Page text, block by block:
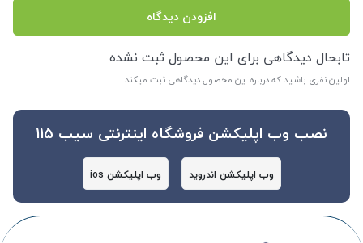
افزودن دیدگاه
تابحال دیدگاهی برای این محصول ثبت نشده
اولین نفری باشید که درباره این محصول دیدگاهی ثبت میکند
نصب وب اپلیکشن فروشگاه اینترنتی سیب 115
وب اپلیکشن اندروید وب اپلیکشن ios